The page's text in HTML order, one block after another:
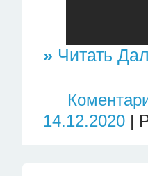
» Читать
14.12.2020 |